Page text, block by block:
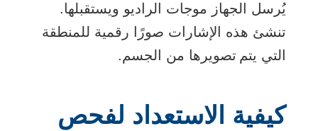
يُرسل الجهاز موجات الراديو ويستقبلها.
تنشئ هذه الإشارات صورًا رقمية للمنطقة
التي يتم تصويرها من الجسم.
كيفية الاستعداد لفحص